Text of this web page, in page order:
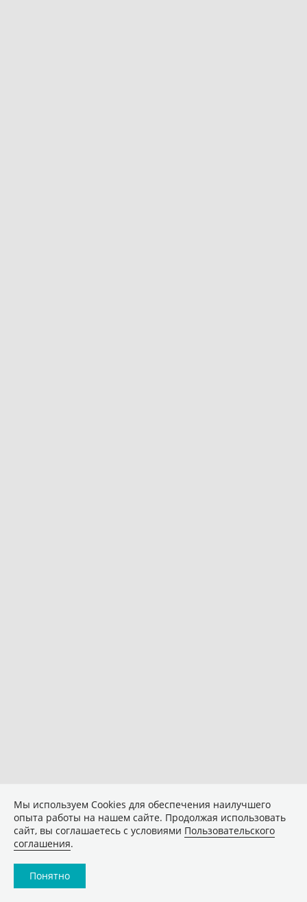
Мы используем Сookies для обеспечения наилучшего
опыта работы на нашем сайте. Продолжая использовать
сайт, вы соглашаетесь с условиями Пользовательского
соглашения.
Понятно